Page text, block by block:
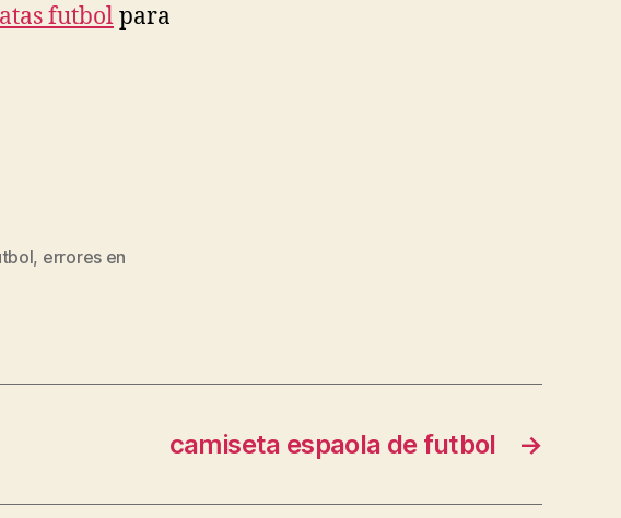
futbolpara
, errores en
→
camiseta espaola de futbol